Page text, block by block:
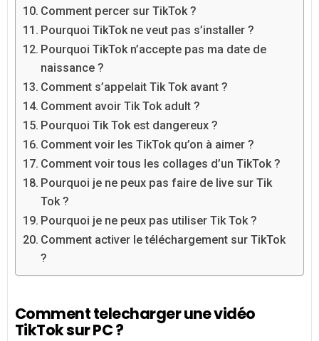
Comment percer sur TikTok ?
Pourquoi TikTok ne veut pas s’installer ?
Pourquoi TikTok n’accepte pas ma date de
naissance ?
Comment s’appelait Tik Tok avant ?
Comment avoir Tik Tok adult ?
Pourquoi Tik Tok est dangereux ?
Comment voir les TikTok qu’on à aimer ?
Comment voir tous les collages d’un TikTok ?
Pourquoi je ne peux pas faire de live sur Tik
Tok ?
Pourquoi je ne peux pas utiliser Tik Tok ?
Comment activer le téléchargement sur TikTok
?
Comment telecharger une vidéo
TikTok sur PC ?